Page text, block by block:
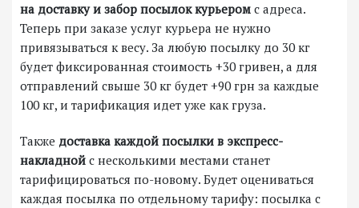
на доставку и забор посылок курьером с адреса.
Теперь при заказе услуг курьера не нужно
привязываться к весу. За любую посылку до 30 кг
будет фиксированная стоимость +30 гривен, а для
отправлений свыше 30 кг будет +90 грн за каждые
100 кг, и тарификация идет уже как груза.
Также доставка каждой посылки в экспресс-
накладной с несколькими местами станет
тарифицироваться по-новому. Будет оцениваться
каждая посылка по отдельному тарифу: посылка с